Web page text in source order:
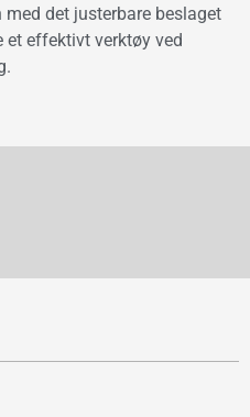
det justerbare beslaget
effektivt verktøy ved